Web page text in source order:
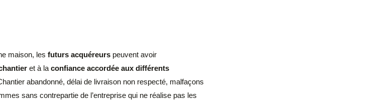
maison, les futurs acquéreurs peuvent avoir
et à la confiance accordée aux différents
abandonné, délai de livraison non respecté, malfaçons
sans contrepartie de l’entreprise qui ne réalise pas les